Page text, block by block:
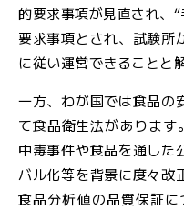
査
依
頼
字
サ
イ
ズ
小 中 大
的要求事項が見直され、
要求事項とされ、試験所
に従い運営できることと
一方、わが国では食品の
て食品衛生法がありま
中毒事件や食品を通した
バル化等を背景に度々改
食品分析値の品質保証